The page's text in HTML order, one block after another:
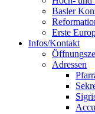
Basler
Erste
Infos/Kontakt
Adressen